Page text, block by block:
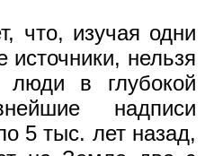
что, изучая одни
источники, нельзя
люди в глубокой
надписи
5 тыс. лет назад,